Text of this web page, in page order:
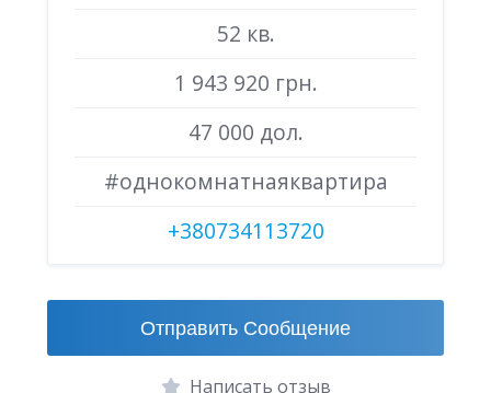
52 кв.
1 943 920 грн.
47 000 дол.
#однокомнатнаяквартира
+380734113720
Отправить Сообщение
Написать отзыв